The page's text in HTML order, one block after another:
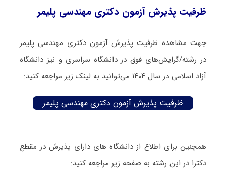
ظرفیت پذیرش آزمون دکتری مهندسی پلیمر
جهت مشاهده ظرفیت پذیرش آزمون دکتری مهندسی پلیمر
در رشته/گرایش‌های فوق در دانشگاه سراسری و نیز دانشگاه
آزاد اسلامی در سال ۱۴۰۴ می‌توانید به لینک زیر مراجعه کنید:
ظرفیت پذیرش آزمون دکتری مهندسی پلیمر
همچنین برای اطلاع از دانشگاه های دارای پذیرش در مقطع
دکترا در این رشته به صفحه زیر مراجعه کنید: